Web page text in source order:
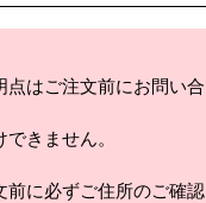
はご注文前にお問い合
きません。
に必ずご住所のご確認